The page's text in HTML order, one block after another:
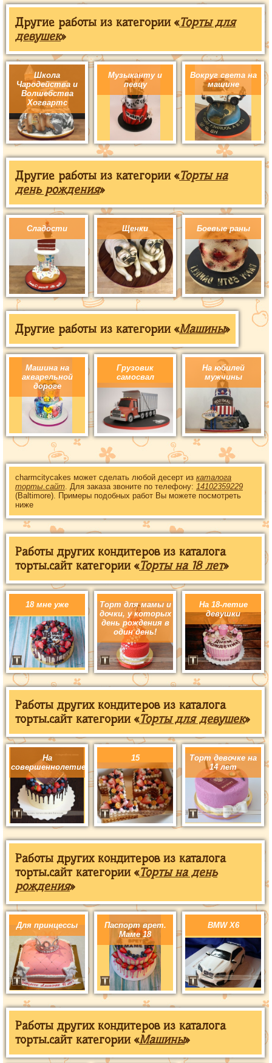
Другие работы из категории «Торты для
девушек»
Школа
Чародейства и
Волшебства
Хогвартс
Музыканту и
певцу
Вокруг света на
машине
Другие работы из категории «Торты на
день рождения»
Сладости Щенки Боевые раны
Другие работы из категории «Машины»
Машина на
акварельной
дороге
Грузовик
самосвал
На юбилей
мужчины
charmcitycakes может сделать любой десерт из каталога
торты.сайт . Для заказа звоните по телефону: 14102359229
(Baltimore). Примеры подобных работ Вы можете посмотреть
ниже
Работы других кондитеров из каталога
торты.сайт категории «Торты на 18 лет»
18 мне уже
Торт для мамы и
дочки, у которых
день рождения в
один день!
На 18-летие
девушки
Работы других кондитеров из каталога
торты.сайт категории «Торты для девушек»
На
совершеннолетие
15
Торт девочке на
14 лет
Работы других кондитеров из каталога
торты.сайт категории «Торты на день
рождения»
Для принцессы
Паспорт врет.
Маме 18
BMW X6
Работы других кондитеров из каталога
торты.сайт категории «Машины»